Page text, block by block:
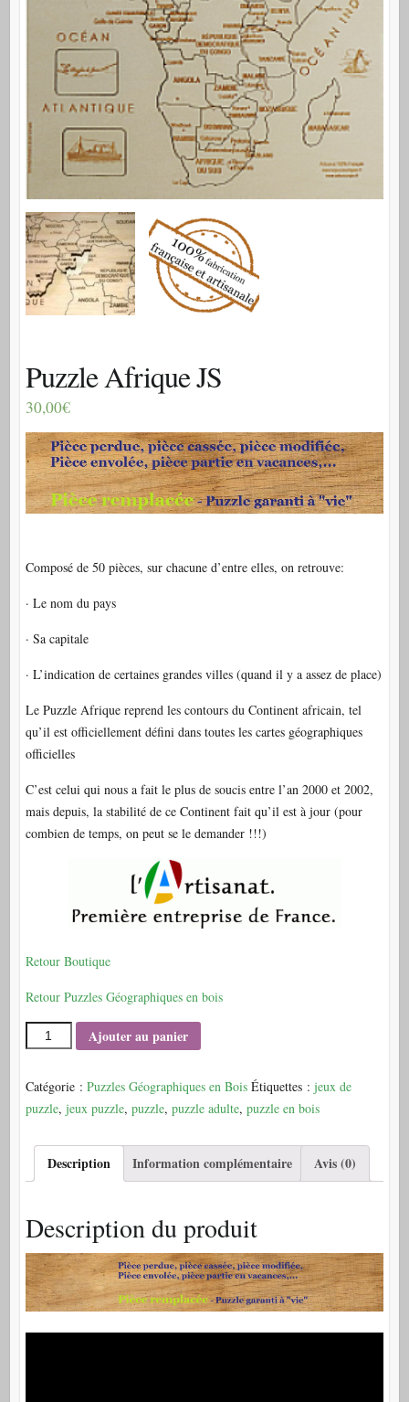
Puzzle Afrique JS
30,00€
Composé de 50 pièces, sur chacune d’entre elles, on retrouve:
· Le nom du pays
· Sa capitale
· L’indication de certaines grandes villes (quand il y a assez de place)
Le Puzzle Afrique reprend les contours du Continent africain, tel
qu’il est officiellement défini dans toutes les cartes géographiques
officielles
C’est celui qui nous a fait le plus de soucis entre l’an 2000 et 2002,
mais depuis, la stabilité de ce Continent fait qu’il est à jour (pour
combien de temps, on peut se le demander !!!)
Retour Boutique
Retour Puzzles Géographiques en bois
Ajouter au panier
Catégorie : Puzzles Géographiques en Bois Étiquettes : jeux de
puzzle, jeux puzzle, puzzle, puzzle adulte, puzzle en bois
Description Information complémentaire Avis (0)
Description du produit